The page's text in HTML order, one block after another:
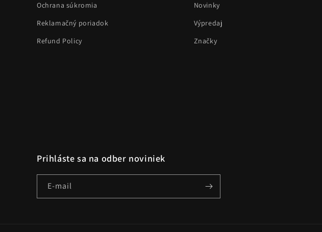
Ochrana súkromia
Reklamačný poriadok
Refund Policy
Novinky
Výpredaj
Značky
Prihláste sa na odber noviniek
E-mail